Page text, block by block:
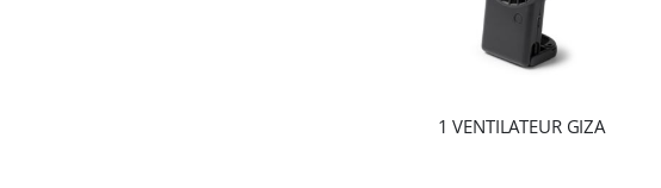
1 VENTILATEUR GIZA